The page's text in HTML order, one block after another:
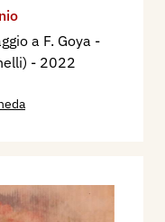
a F. Goya -
- 2022